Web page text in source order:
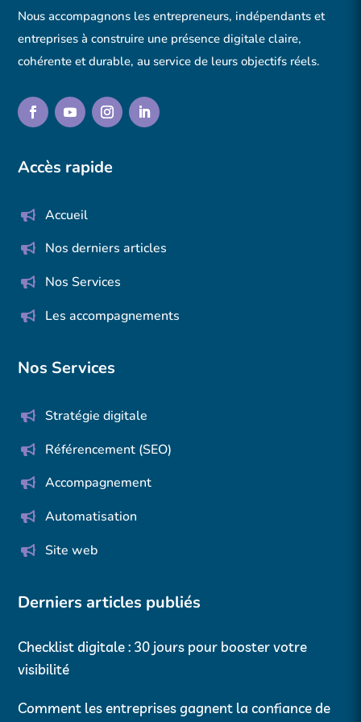
Nous accompagnons les entrepreneurs, indépendants et
entreprises à construire une présence digitale claire,
cohérente et durable, au service de leurs objectifs réels.
Accès rapide
Accueil
Nos derniers articles
Nos Services
Les accompagnements
Nos Services
Stratégie digitale
Référencement (SEO)
Accompagnement
Automatisation
Site web
Derniers articles publiés
Checklist digitale : 30 jours pour booster votre
visibilité
Comment les entreprises gagnent la confiance de